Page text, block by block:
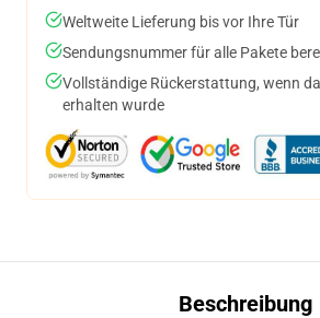
Weltweite Lieferung bis vor Ihre Tür
Sendungsnummer für alle Pakete
Vollständige Rückerstattung, wenn
erhalten wurde
Beschreibung